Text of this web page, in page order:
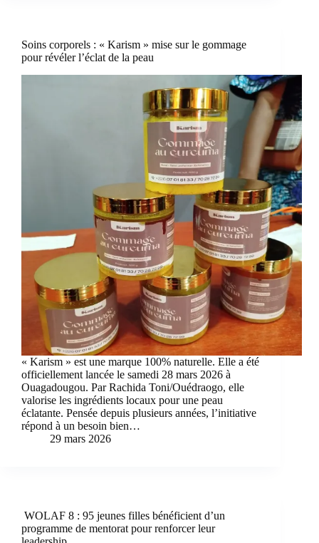
Soins corporels : « Karism » mise sur le gommage
pour révéler l’éclat de la peau
« Karism » est une marque 100% naturelle. Elle a été
officiellement lancée le samedi 28 mars 2026 à
Ouagadougou. Par Rachida Toni/Ouédraogo, elle
valorise les ingrédients locaux pour une peau
éclatante. Pensée depuis plusieurs années, l’initiative
répond à un besoin bien…
29 mars 2026
WOLAF 8 : 95 jeunes filles bénéficient d’un
programme de mentorat pour renforcer leur